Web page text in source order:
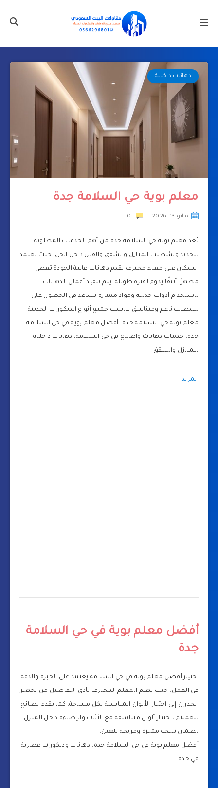
دهانات داخلية
معلم بوية حي السلامة جدة
مايو 13, 2026 0
يُعد معلم بوية حي السلامة جدة من أهم الخدمات المطلوبة
لتجديد وتشطيب المنازل والشقق والفلل داخل الحي، حيث يعتمد
السكان على معلم محترف يقدم دهانات عالية الجودة تعطي
مظهرًا أنيقًا يدوم لفترة طويلة. يتم تنفيذ أعمال الدهانات
باستخدام أدوات حديثة ومواد ممتازة تساعد في الحصول على
تشطيب ناعم ومتناسق يناسب جميع أنواع الديكورات الحديثة.
معلم بوية حي السلامة جدة، أفضل معلم بوية في حي السلامة
جدة، خدمات دهانات واصباغ في حي السلامة، دهانات داخلية
للمنازل والشقق
المزيد
أفضل معلم بوية في حي السلامة
جدة
اختيار أفضل معلم بوية في حي السلامة يعتمد على الخبرة والدقة
في العمل، حيث يهتم المعلم المحترف بأدق التفاصيل من تجهيز
الجدران إلى اختيار الألوان المناسبة لكل مساحة. كما يقدم نصائح
للعملاء لاختيار ألوان متناسقة مع الأثاث والإضاءة داخل المنزل
لضمان نتيجة مميزة ومريحة للعين.
أفضل معلم بوية في حي السلامة جدة، دهانات وديكورات عصرية
في جدة